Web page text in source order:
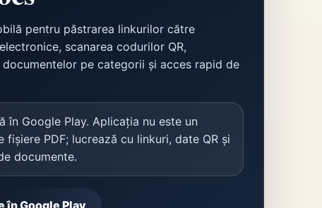
pentru păstrarea linkurilor către
scanarea codurilor QR,
pe categorii și acces rapid de
în Google Play. Aplicația nu este un
fișiere PDF; lucrează cu linkuri, date QR și
documente.
în Google Play